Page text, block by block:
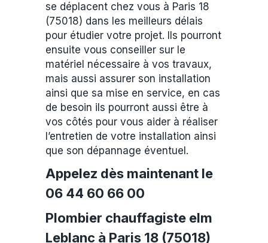
se déplacent chez vous à Paris 18
(75018) dans les meilleurs délais
pour étudier votre projet. Ils pourront
ensuite vous conseiller sur le
matériel nécessaire à vos travaux,
mais aussi assurer son installation
ainsi que sa mise en service, en cas
de besoin ils pourront aussi être à
vos côtés pour vous aider à réaliser
l’entretien de votre installation ainsi
que son dépannage éventuel.
Appelez dès maintenant le
06 44 60 66 00
Plombier chauffagiste elm
Leblanc à Paris 18 (75018)